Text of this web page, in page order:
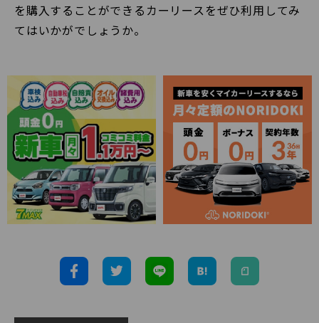
を購入することができるカーリースをぜひ利用してみ
てはいかがでしょうか。